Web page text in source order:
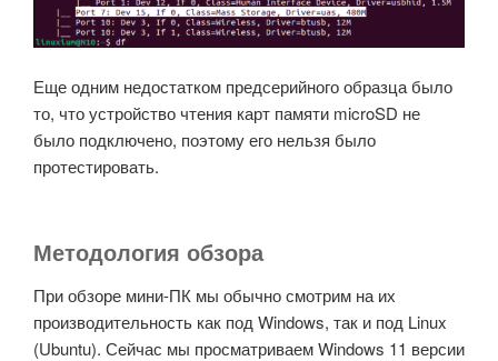
Еще одним недостатком предсерийного образца было
то, что устройство чтения карт памяти microSD не
было подключено, поэтому его нельзя было
протестировать.
Методология обзора
При обзоре мини-ПК мы обычно смотрим на их
производительность как под Windows, так и под Linux
(Ubuntu). Сейчас мы просматриваем Windows 11 версии